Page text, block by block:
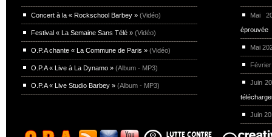
Concert à la « Rockschool Barbey » (Vidéo)
Festival « La Semaine Sans Télé » (Vidéo)
O.P.A chante « La Commune de Paris » (Vidéo)
O.P.A « Live à La Dynamo » (Album - MP3)
O.P.A « Live Studio Barbey » (Album - MP3)
Mai
éprouvée
Mai
Juin
Juin